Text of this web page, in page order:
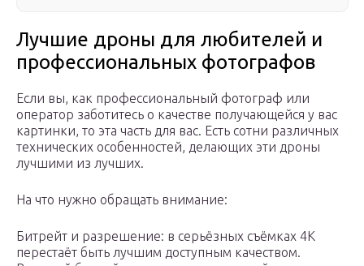
Лучшие дроны для любителей и
профессиональных фотографов
Если вы, как профессиональный фотограф или
оператор заботитесь о качестве получающейся у вас
картинки, то эта часть для вас. Есть сотни различных
технических особенностей, делающих эти дроны
лучшими из лучших.
На что нужно обращать внимание:
Битрейт и разрешение: в серьёзных съёмках 4К
перестаёт быть лучшим доступным качеством.